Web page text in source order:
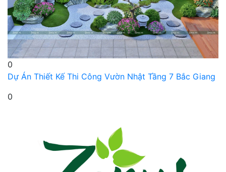
0
Dự Án Thiết Kế Thi Công Vườn Nhật Tầng 7 Bắc Giang
0